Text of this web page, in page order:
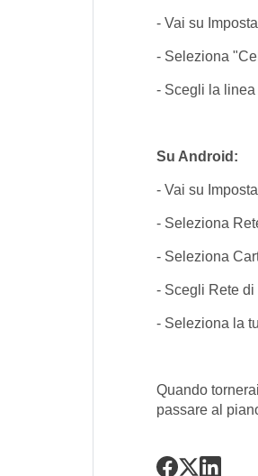
- Vai su
- Seleziona
- Scegli la
Su Android:
- Vai su
- Seleziona
- Seleziona
- Scegli Rete di
- Seleziona la
Quando
passare al